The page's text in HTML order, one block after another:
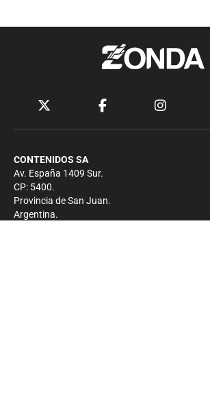
CONTENIDOS SA
Av. España 1409 Sur.
CP: 5400.
Provincia de San Juan.
Argentina.